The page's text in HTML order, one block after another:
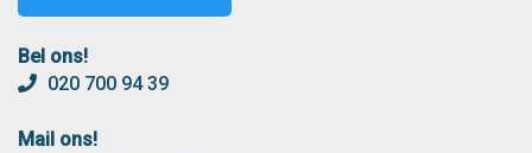
Bel ons!
020 700 94 39
Mail ons!